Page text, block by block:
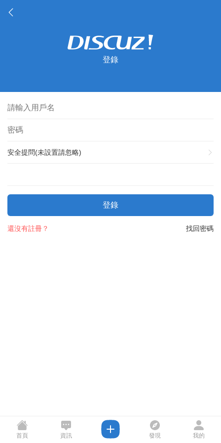
登錄
安全提問(未設置請忽略)
登錄
找回密碼
還沒有註冊？
首頁 資訊 發現 我的